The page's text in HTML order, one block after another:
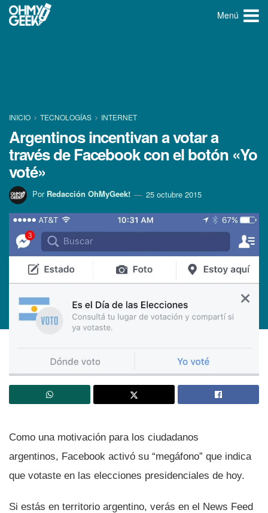
Menú
INICIO TECNOLOGÍ­AS INTERNET
Argentinos incentivan a votar a
través de Facebook con el botón «Yo
voté»
Por Redacción OhMyGeek! 25 octubre 2015
Como una motivación para los ciudadanos
argentinos, Facebook activó su “megáfono” que indica
que votaste en las elecciones presidenciales de hoy.
Si estás en territorio argentino, verás en el News Feed